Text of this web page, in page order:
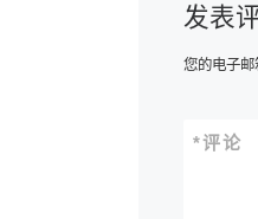
发表
您的电子邮
评论
*